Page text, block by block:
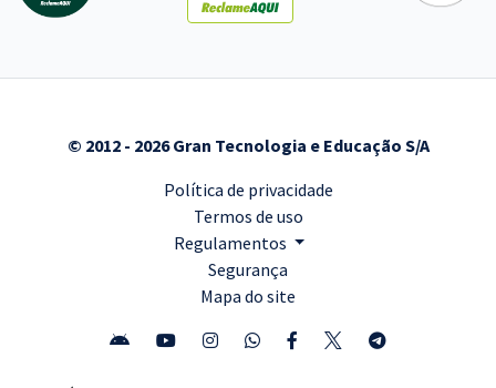
© 2012 - 2026 Gran Tecnologia e Educação S/A
Política de privacidade
Termos de uso
Regulamentos
Segurança
Mapa do site